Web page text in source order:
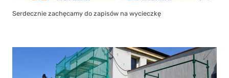
Serdecznie zachęcamy do zapisów na wycieczkę